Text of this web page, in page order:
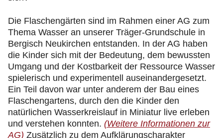
Die Flaschengärten sind im Rahmen einer AG zum
Thema Wasser an unserer Träger-Grundschule in
Bergisch Neukirchen entstanden. In der AG haben
die Kinder sich mit der Bedeutung, dem bewussten
Umgang und der Kostbarkeit der Ressource Wasser
spielerisch und experimentell auseinandergesetzt.
Ein Teil davon war unter anderem der Bau eines
Flaschengartens, durch den die Kinder den
natürlichen Wasserkreislauf in Miniatur live erleben
und verstehen konnten. (Weitere Informationen zur
AG) Zusätzlich zu dem Aufklärungscharakter